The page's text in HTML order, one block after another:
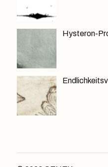
Hysteron-